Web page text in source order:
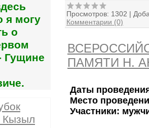
я могу
о
Гущине
Кызыл
Просмотров: 1302 |
Комментарии (0)
ПАМЯТИ Н.
Даты
Место
Участники: